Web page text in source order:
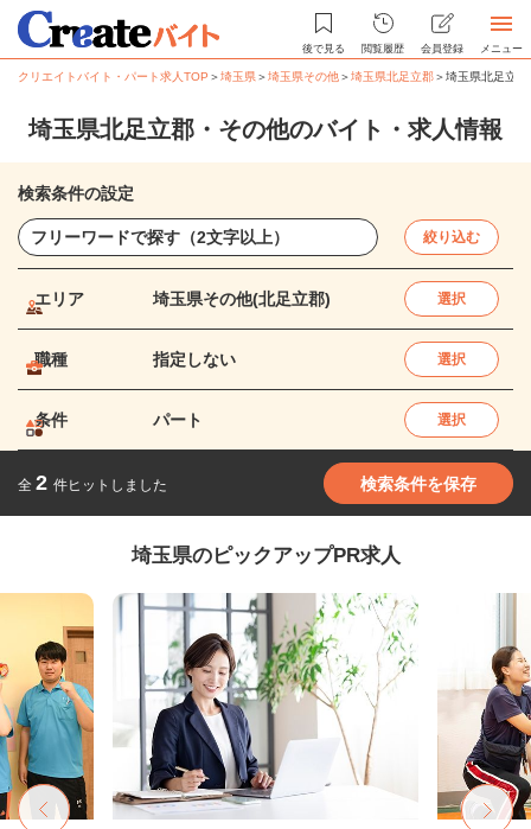
後で見る 閲覧履歴 会員登録 メニュー
クリエイトバイト・パート求人TOP ＞埼玉県＞埼玉県その他＞埼玉県北足立郡＞埼玉県北足立
埼玉県北足立郡・その他のバイト・求人情報
検索条件の設定
絞り込む
エリア 埼玉県その他(北足立郡) 選択
職種 指定しない 選択
条件 パート 選択
全 2 件ヒットしました 検索条件を保存
埼玉県のピックアップPR求人